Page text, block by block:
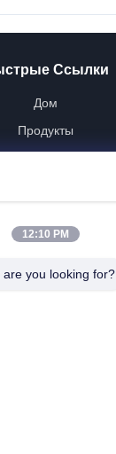
Ссылки
Дом
Продукты
Фабрики
Качества
12:10 PM
you looking for?